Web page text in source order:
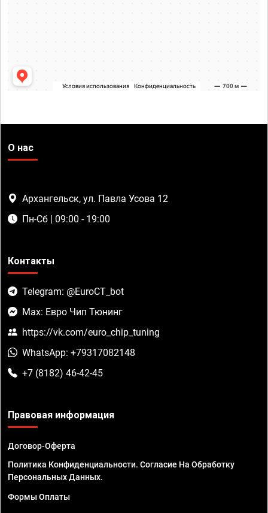
О нас
Архангельск, ул. Павла Усова 12
Пн-Сб | 09:00 - 19:00
Контакты
Telegram: @EuroCT_bot
Max: Евро Чип Тюнинг
https://vk.com/euro_chip_tuning
WhatsApp: +79317082148
+7 (8182) 46-42-45
Правовая информация
Договор-Оферта
Политика Конфиденциальности. Согласие На Обработку
Персональных Данных.
Формы Оплаты